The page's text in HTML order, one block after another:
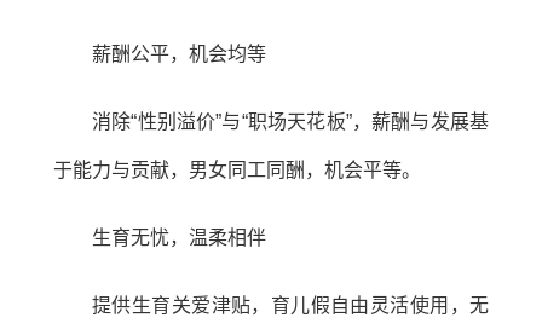
薪酬公平，机会均等
消除“性别溢价”与“职场天花板”，薪酬与发展基
于能力与贡献，男女同工同酬，机会平等。
生育无忧，温柔相伴
提供生育关爱津贴，育儿假自由灵活使用，无